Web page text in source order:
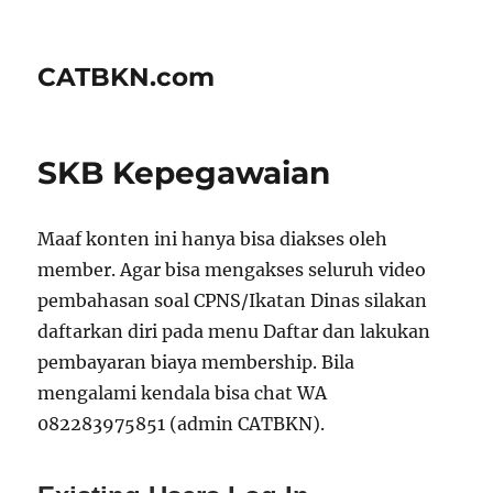
CATBKN.com
SKB Kepegawaian
Maaf konten ini hanya bisa diakses oleh
member. Agar bisa mengakses seluruh video
pembahasan soal CPNS/Ikatan Dinas silakan
daftarkan diri pada menu Daftar dan lakukan
pembayaran biaya membership. Bila
mengalami kendala bisa chat WA
082283975851 (admin CATBKN).